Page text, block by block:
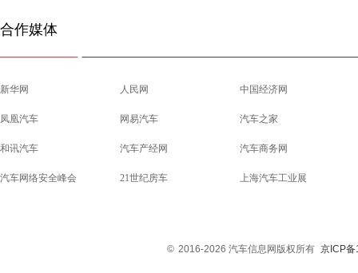
合作媒体
新华网 人民网 中国经济网
凤凰汽车 网易汽车 汽车之家
和讯汽车 汽车产经网 汽车商务网
汽车网络安全峰会 21世纪房车 上海汽车工业展
© 2016-2026 汽车信息网版权所有 京ICP